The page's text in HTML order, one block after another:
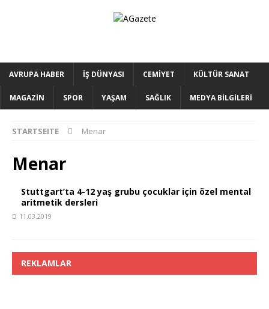
AVRUPA HABER İŞ DÜNYASI CEMİYET KÜLTÜR SANAT
MAGAZİN SPOR YAŞAM SAĞLIK MEDYA BİLGİLERİ
STARTSEITE Menar
Menar
Stuttgart’ta 4-12 yaş grubu çocuklar için özel mental
aritmetik dersleri
11.03.2019
REKLAMLAR